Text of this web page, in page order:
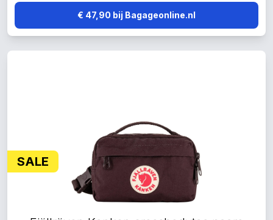
€ 47,90 bij Bagageonline.nl
SALE